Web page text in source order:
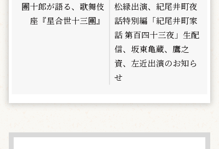
團十郎が語る、歌舞伎
座『星合世十三團』
松緑出演、紀尾井町夜
話特別編「紀尾井町家
話 第百四十三夜」生配
信、坂東亀蔵、鷹之
資、左近出演のお知ら
せ